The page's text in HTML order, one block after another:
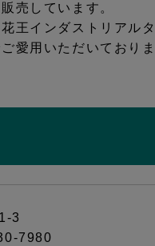
売しています。
王インダストリアル
愛用いただいておりま
3
7980